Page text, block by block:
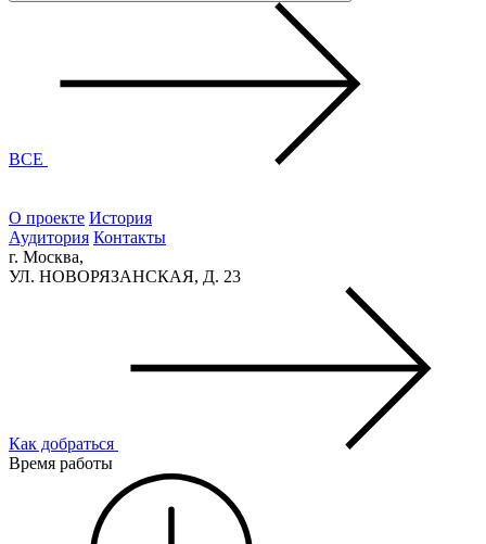
ВСЕ
О проекте История
Аудитория Контакты
г. Москва,
УЛ. НОВОРЯЗАНСКАЯ, Д. 23
Как добраться
Время работы